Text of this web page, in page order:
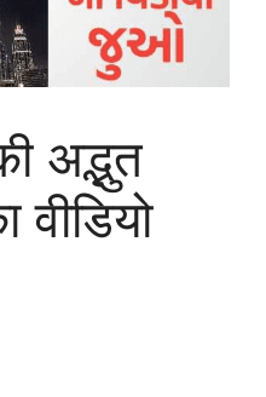
अद्भुत
वीडियो